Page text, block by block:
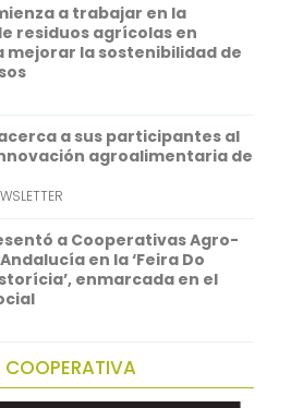
a trabajar en la
residuos agrícolas en
mejorar la sostenibilidad de
a sus participantes al
agroalimentaria de
a Cooperativas Agro-
en la ‘Feira Do
enmarcada en el
COOPERATIVA